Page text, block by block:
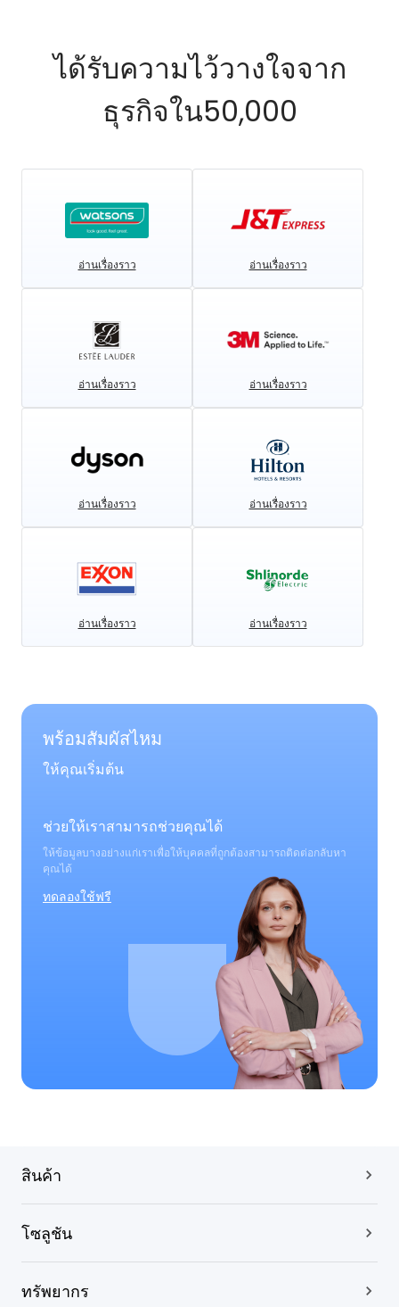
ได้รับความไว้วางใจจาก
ธุรกิจใน50,000
อ่านเรื่องราว อ่านเรื่องราว
อ่านเรื่องราว อ่านเรื่องราว
อ่านเรื่องราว อ่านเรื่องราว
อ่านเรื่องราว อ่านเรื่องราว
พร้อมสัมผัสไหม
ให้คุณเริ่มต้น
ช่วยให้เราสามารถช่วยคุณได้
ให้ข้อมูลบางอย่างแก่เราเพื่อให้บุคคลที่ถูกต้องสามารถติดต่อกลับหา
คุณได้
ทดลองใช้ฟรี
สินค้า
โซลูชัน
ทรัพยากร